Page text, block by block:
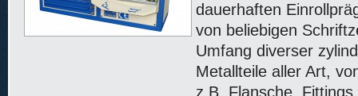
dauerhaften
von beliebigen
Umfang diverser
Metallteile aller Art,
z.B. Flansche,